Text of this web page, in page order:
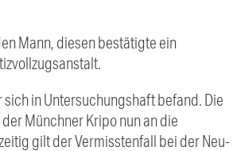
Mann, diesen bestätigte ein
in Untersuchungshaft befand. Die
Münchner Kripo nun an die
gilt der Vermisstenfall bei der Neu-